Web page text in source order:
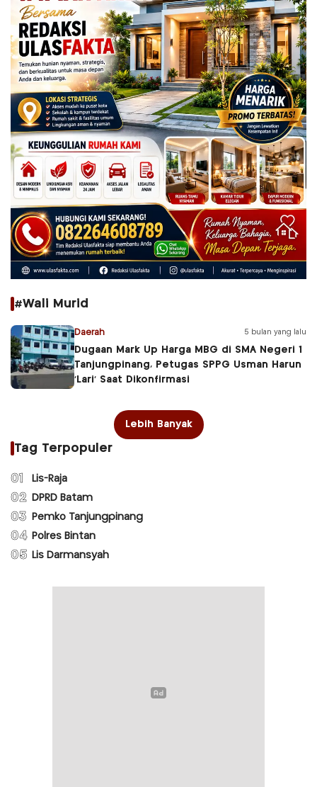
#Wali Murid
Daerah 5 bulan yang lalu
Dugaan Mark Up Harga MBG di SMA Negeri 1
Tanjungpinang, Petugas SPPG Usman Harun
‘Lari’ Saat Dikonfirmasi
Lebih Banyak
Tag Terpopuler
01 Lis-Raja
02 DPRD Batam
03 Pemko Tanjungpinang
04 Polres Bintan
05 Lis Darmansyah